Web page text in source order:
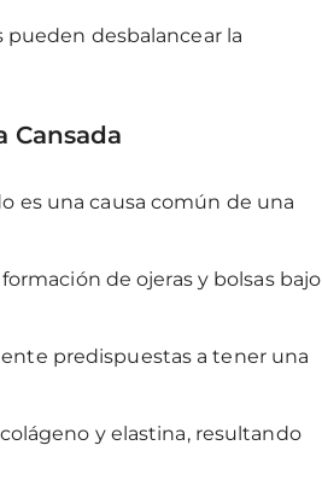
pueden desbalancear la
Cansada
es una causa común de una
de ojeras y bolsas bajo
predispuestas a tener una
y elastina, resultando